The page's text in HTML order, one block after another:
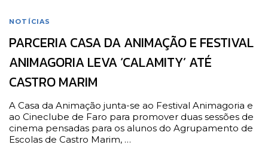
NOTÍCIAS
PARCERIA CASA DA ANIMAÇÃO E FESTIVAL
ANIMAGORIA LEVA ‘CALAMITY’ ATÉ
CASTRO MARIM
A Casa da Animação junta-se ao Festival Animagoria e
ao Cineclube de Faro para promover duas sessões de
cinema pensadas para os alunos do Agrupamento de
Escolas de Castro Marim, …